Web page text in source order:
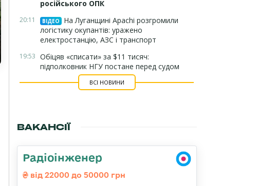
російського ОПК
20:11 ВІДЕО
На Луганщині Apachi розгромили
логістику окупантів: уражено
електростанцію, АЗС і транспорт
19:53 Обіцяв «списати» за $11 тисяч:
підполковник НГУ постане перед судом
ВСІ НОВИНИ
ВАКАНСІЇ
Радіоінженер
від 22000 до 50000 грн